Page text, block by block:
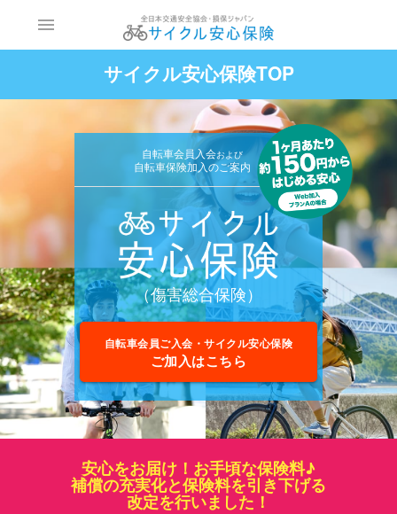
menu
サイクル安心保険TOP
自転車会員入会および
自転車保険加入のご案内
（傷害総合保険）
自転車会員ご入会・サイクル安心保険
ご加入はこちら
安心をお届け！お手頃な保険料♪
補償の充実化と保険料を引き下げる
改定を行いました！